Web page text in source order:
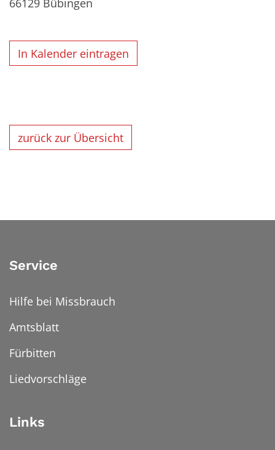
66129 Bübingen
In Kalender eintragen
zurück zur Übersicht
Service
Hilfe bei Missbrauch
Amtsblatt
Fürbitten
Liedvorschläge
Links